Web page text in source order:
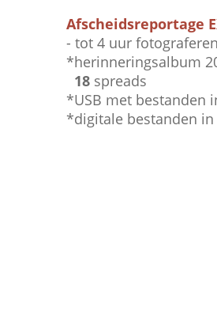
Afscheidsreportage
- tot 4 uur fotograferen
*herinneringsalbum
18 spreads
*USB met
*digitale bestanden